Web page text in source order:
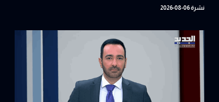
نشرة 06-08-2026